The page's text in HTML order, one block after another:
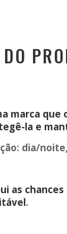
marca
la e
dia/
as
.